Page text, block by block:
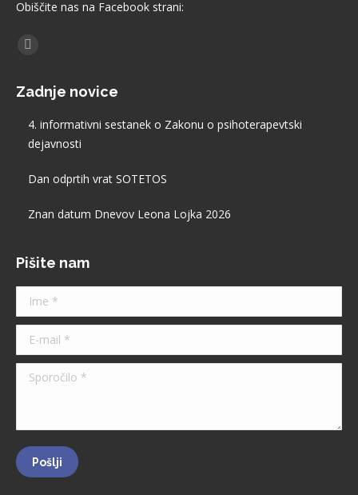
Obiščite nas na Facebook strani:
Find us on:
Facebook
opens
new
Zadnje novice
4. informativni sestanek o Zakonu o psihoterapevtski
dejavnosti
Dan odprtih vrat SOTETOS
Znan datum Dnevov Leona Lojka 2026
Pišite nam
Ime *
E-mail *
Sporočilo *
Pošlji